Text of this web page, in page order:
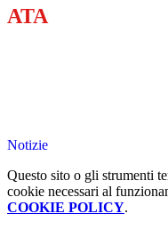
ATA
Notizie
Questo sito o gli strumenti
cookie necessari al
COOKIE POLICY.